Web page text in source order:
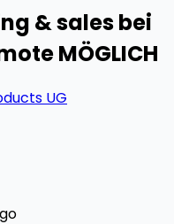
& sales bei
MÖGLICH
UG